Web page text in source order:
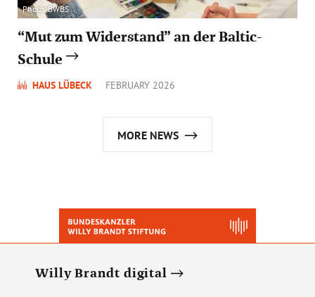
Photo: BWBS
“Mut zum Widerstand” an der Baltic-
Schule
HAUS LÜBECK FEBRUARY 2026
MORE NEWS
Willy Brandt digital